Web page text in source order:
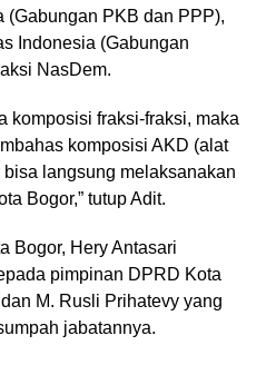
(Gabungan PKB dan PPP),
Indonesia (Gabungan
NasDem.
komposisi fraksi-fraksi, maka
komposisi AKD (alat
langsung melaksanakan
Bogor,” tutup Adit.
Bogor, Hery Antasari
pimpinan DPRD Kota
M. Rusli Prihatevy yang
jabatannya.